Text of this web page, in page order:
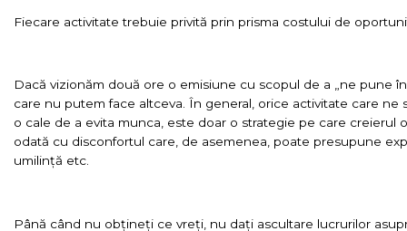
Fiecare activitate trebuie privită prin prisma costului de
Dacă vizionăm două ore o emisiune cu scopul de a „ne pune
care nu putem face altceva. În general, orice activitate care
o cale de a evita munca, este doar o strategie pe care creierul
odată cu disconfortul care, de asemenea, poate presupune
umilință etc.
Până când nu obțineți ce vreți, nu dați ascultare lucrurilor